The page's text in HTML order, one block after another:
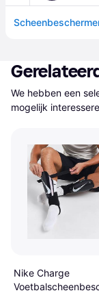
We hebben een
mogelijk
Nike Charge